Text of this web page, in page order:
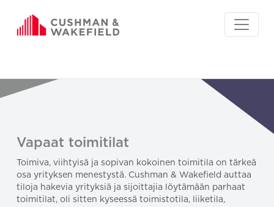
Vapaat toimitilat
Toimiva, viihtyisä ja sopivan kokoinen toimitila on tärkeä
osa yrityksen menestystä. Cushman & Wakefield auttaa
tiloja hakevia yrityksiä ja sijoittajia löytämään parhaat
toimitilat, oli sitten kyseessä toimistotila, liiketila,